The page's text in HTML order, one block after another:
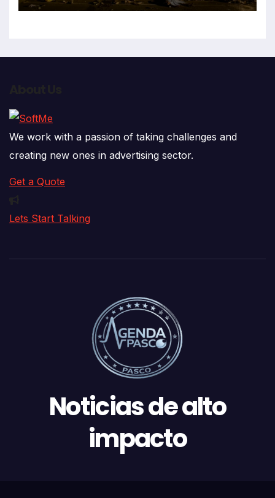
We work with a passion of taking challenges and
creating new ones in advertising sector.
Get a Quote
Lets Start Talking
Noticias de alto
impacto